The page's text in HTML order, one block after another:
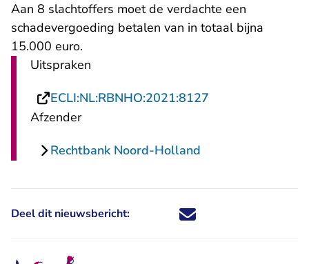
Aan 8 slachtoffers moet de verdachte een
schadevergoeding betalen van in totaal bijna
15.000 euro.
Uitspraken
ECLI:NL:RBNHO:2021:8127
Afzender
Rechtbank Noord-Holland
Deel dit nieuwsbericht: Deel dit nieuwsbericht via X -
Deel dit nieuwsbericht via
Deel dit nieuwsbericht
Deel dit